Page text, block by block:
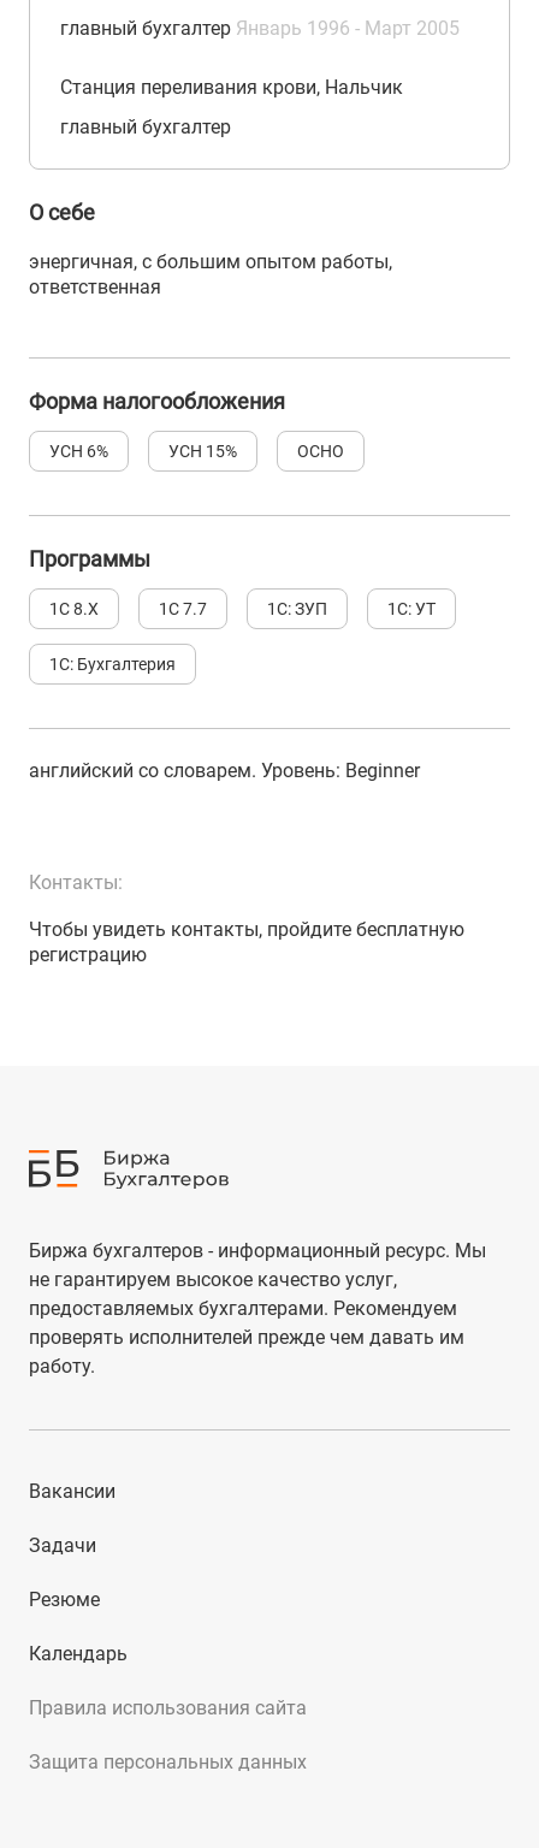
главный бухгалтер Январь 1996 - Март 2005
Станция переливания крови, Нальчик
главный бухгалтер
О себе
энергичная, с большим опытом работы,
ответственная
Форма налогообложения
УСН 6% УСН 15% ОСНО
Программы
1С 8.Х 1С 7.7 1С: ЗУП 1С: УТ
1С: Бухгалтерия
английский со словарем. Уровень: Beginner
Контакты:
Чтобы увидеть контакты, пройдите бесплатную
регистрацию
Биржа бухгалтеров - информационный ресурс. Мы
не гарантируем высокое качество услуг,
предоставляемых бухгалтерами. Рекомендуем
проверять исполнителей прежде чем давать им
работу.
Правила использования сайта
Защита персональных данных
Вакансии
Задачи
Резюме
Календарь